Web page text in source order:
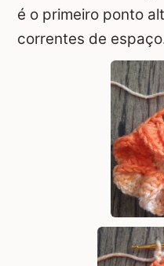
é o primeiro ponto
correntes de